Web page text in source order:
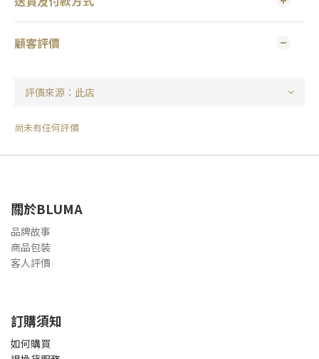
顧客評價
尚未有任何評價
關於BLUMA
品牌故事
商品包裝
客人評價
訂購須知
如何購買